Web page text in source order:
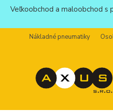
Veľkoobchod a maloobchod s
Nákladné pneumatiky